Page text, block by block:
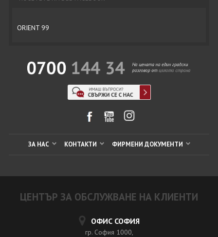
ORIENT 99
ЗА НАС КОНТАКТИ ФИРМЕНИ ДОКУМЕНТИ
ЦЕНТЪР ЗА ОБСЛУЖВАНЕ НА КЛИЕНТИ
ОФИС СОФИЯ
гр. София 1000,